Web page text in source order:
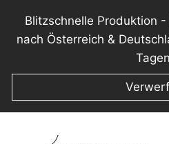
Blitzschnelle Produktion
nach Österreich &